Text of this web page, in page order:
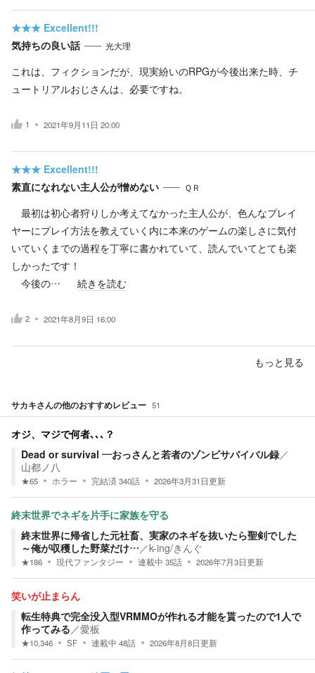
★★★ Excellent!!!
気持ちの良い話
光大理
これは、フィクションだが、現実紛いのRPGが今後出来た時、チ
ュートリアルおじさんは、必要ですね。
1 2021年9月11日 20:00
★★★ Excellent!!!
素直になれない主人公が憎めない
ＱＲ
最初は初心者狩りしか考えてなかった主人公が、色んなプレイ
ヤーにプレイ方法を教えていく内に本来のゲームの楽しさに気付
いていくまでの過程を丁寧に書かれていて、読んでいてとても楽
しかったです！
今後の…
続きを読む
2 2021年8月9日 16:00
もっと見る
サカキさんの他のおすすめレビュー 51
オジ、マジで何者､､､？
Dead or survival ―おっさんと若者のゾンビサバイバル録／
山都ノ八
★65 ホラー 完結済340話 2026年3月31日更新
終末世界でネギを片手に家族を守る
終末世界に帰省した元社畜、実家のネギを抜いたら聖剣でした
～俺が収穫した野菜だけ… ／k-ing/きんぐ
★186 現代ファンタジー 連載中 35話 2026年7月3日更新
笑いが止まらん
転生特典で完全没入型VRMMOが作れる才能を貰ったので1人で
作ってみる ／愛板
★10,346 SF 連載中 48話 2026年8月8日更新